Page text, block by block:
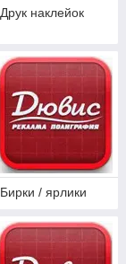
Друк наклейок
Бирки / ярлики